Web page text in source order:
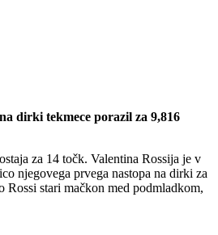
dirki tekmece porazil za 9,816
za 14 točk. Valentina Rossija je v
njegovega prvega nastopa na dirki za
Rossi stari mačkon med podmladkom,